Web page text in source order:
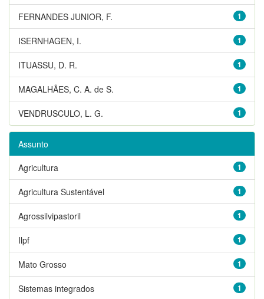
1
FERNANDES JUNIOR, F.
1
ISERNHAGEN, I.
1
ITUASSU, D. R.
1
MAGALHÃES, C. A. de S.
1
VENDRUSCULO, L. G.
Assunto
1
Agricultura
1
Agricultura Sustentável
1
Agrossilvipastoril
1
Ilpf
1
Mato Grosso
1
Sistemas integrados